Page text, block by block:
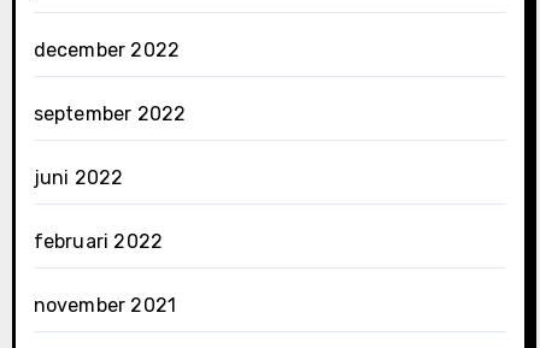
december 2022
september 2022
juni 2022
februari 2022
november 2021